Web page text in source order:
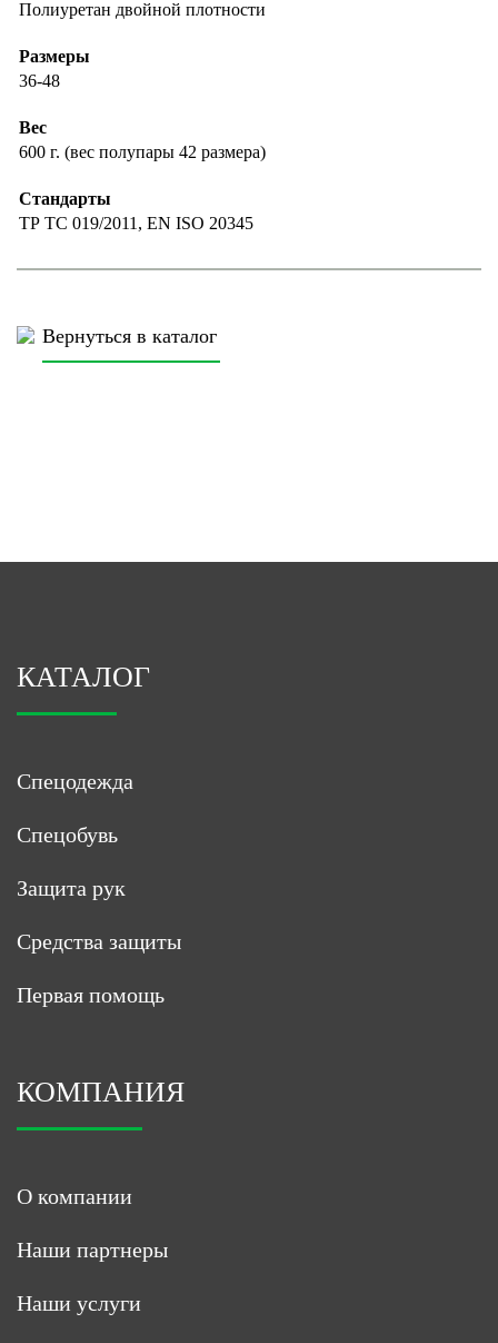
Полиуретан двойной плотности
Размеры
36-48
Вес
600 г. (вес полупары 42 размера)
Стандарты
ТР ТС 019/2011, EN ISO 20345
Вернуться в каталог
КАТАЛОГ
Спецодежда
Спецобувь
Защита рук
Средства защиты
Первая помощь
КОМПАНИЯ
О компании
Наши партнеры
Наши услуги